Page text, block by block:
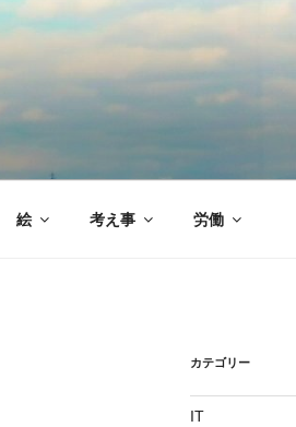
絵 考え事 労働
カテゴリー
IT